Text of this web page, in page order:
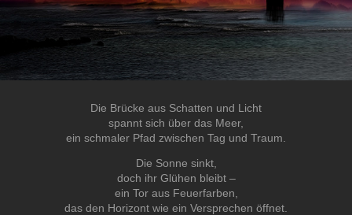
Die Brücke aus Schatten und Licht
spannt sich über das Meer,
ein schmaler Pfad zwischen Tag und Traum.
Die Sonne sinkt,
doch ihr Glühen bleibt –
ein Tor aus Feuerfarben,
das den Horizont wie ein Versprechen öffnet.